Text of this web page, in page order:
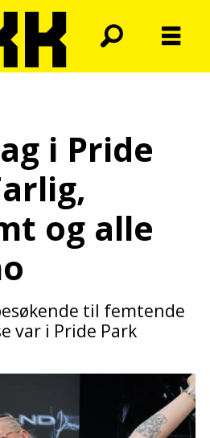
i Pride
og alle
til femtende
var i Pride Park